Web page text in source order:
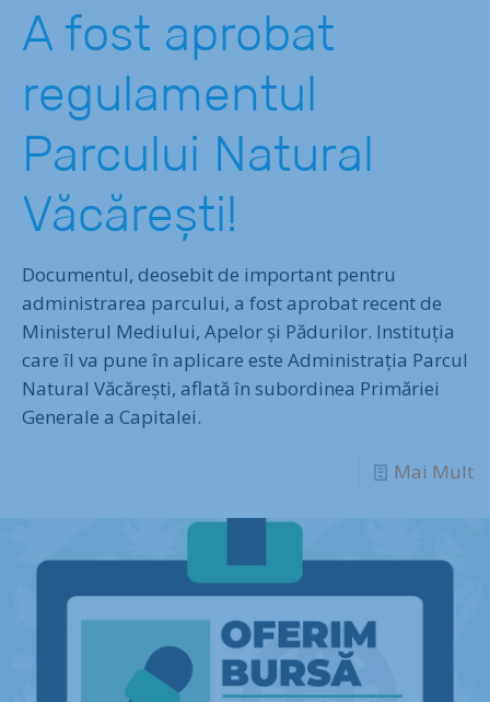
A fost aprobat
regulamentul
Parcului Natural
Văcărești!
Documentul, deosebit de important pentru
administrarea parcului, a fost aprobat recent de
Ministerul Mediului, Apelor și Pădurilor. Instituția
care îl va pune în aplicare este Administrația Parcul
Natural Văcărești, aflată în subordinea Primăriei
Generale a Capitalei.
Mai Mult